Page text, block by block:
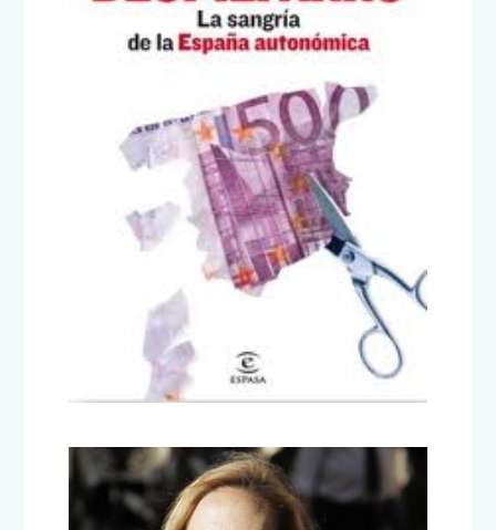
Especial Grandes
Despilfarros
TITULARES 25 de junio de 2012